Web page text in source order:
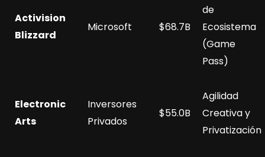
Activision
Blizzard
Microsoft $68.7B
de
Ecosistema
(Game
Pass)
Electronic
Arts
Inversores
Privados
$55.0B
Agilidad
Creativa y
Privatización